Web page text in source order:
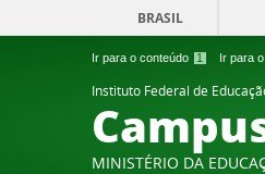
Ir para o conteúdo 1 Ir para
BRASIL
Instituto Federal de
MINISTÉRIO DA